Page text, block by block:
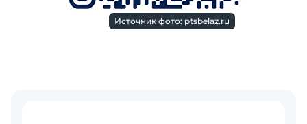
Источник фото: ptsbelaz.ru